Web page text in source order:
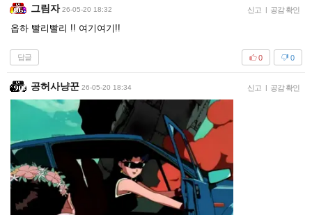
그림자 26-05-20 18:32 신고 | 공감 확인
옵하 빨리빨리 !! 여기여기!!
답글 0
0
공허사냥꾼 26-05-20 18:34 신고 | 공감 확인